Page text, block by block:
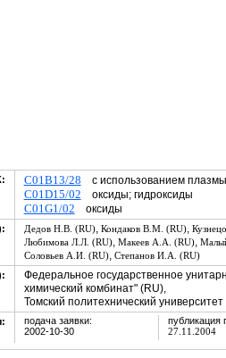
C01B13/28 с использованием плазмы
C01D15/02 оксиды; гидроксиды
C01G1/02 оксиды
Дедов Н.В. (RU), Кондаков В.М. (RU),
Любимова Л.Л. (RU), Макеев А.А. (RU),
Соловьев А.И. (RU), Степанов И.А. (RU)
Федеральное государственное
химический комбинат" (RU),
Томский политехнический университет
подача заявки:
2002-10-30
публикация
27.11.2004